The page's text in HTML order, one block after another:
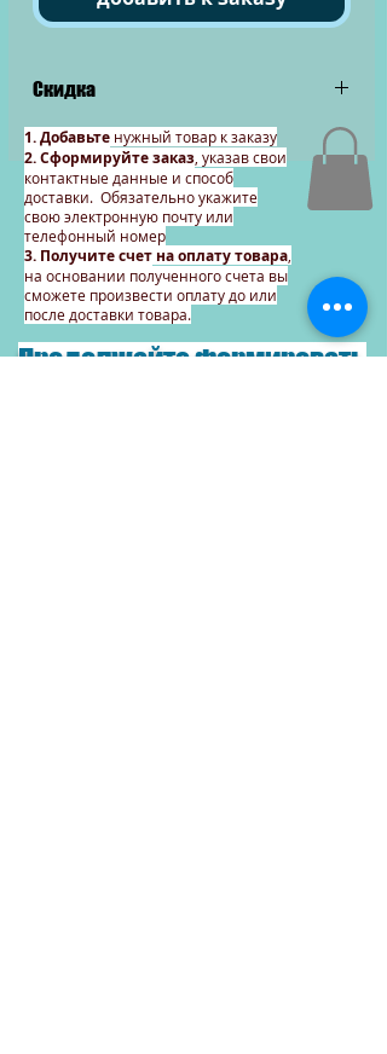
Скидка
При покупке от 100 штук и более
цена 690 тенге
1. Добавьте нужный товар к заказу
2. Сформируйте заказ , указав свои
контактные данные и способ
доставки. Обязательно укажите
свою электронную почту или
телефонный номер
3. Получите счет на оплату товара
на основании полученного счета вы
сможете произвести оплату до или
после доставки товара.
Продолжайте формировать